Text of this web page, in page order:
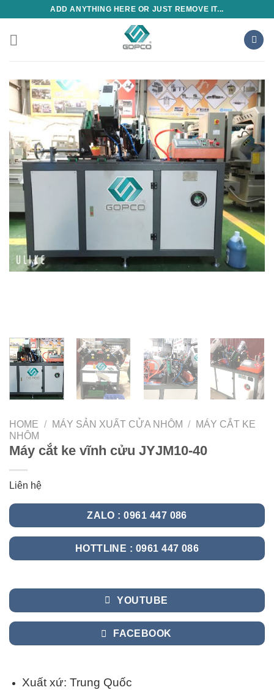
content
ADD ANYTHING HERE OR JUST REMOVE IT...
HOME / MÁY SẢN XUẤT CỬA NHÔM /
MÁY CẮT KE
NHÔM
Máy cắt ke vĩnh cửu JYJM10-40
Liên hệ
ZALO : 0961 447 086
HOTTLINE : 0961 447 086
YOUTUBE
FACEBOOK
Xuất xứ: Trung Quốc